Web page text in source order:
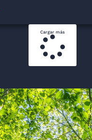
Cargar más